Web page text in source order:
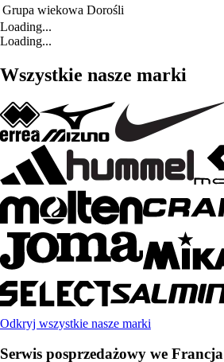
Grupa wiekowa Dorośli
Loading...
Loading...
Wszystkie nasze marki
Odkryj wszystkie nasze marki
Serwis posprzedażowy we Francja